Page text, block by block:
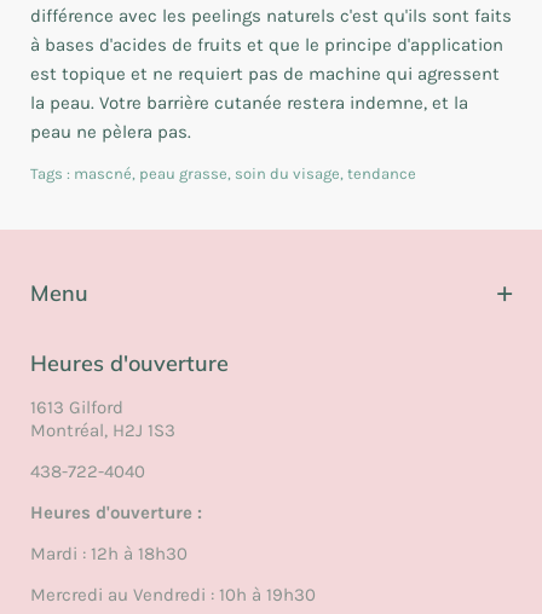
différence avec les peelings naturels c'est qu'ils sont faits
à bases d'acides de fruits et que le principe d'application
est topique et ne requiert pas de machine qui agressent
la peau. Votre barrière cutanée restera indemne, et la
peau ne pèlera pas.
Tags : mascné, peau grasse, soin du visage, tendance
Menu
FAQ
Notre équipe
Heures d'ouverture
1613 Gilford
Montréal, H2J 1S3
438-722-4040
Heures d'ouverture :
Mardi : 12h à 18h30
Mercredi au Vendredi : 10h à 19h30